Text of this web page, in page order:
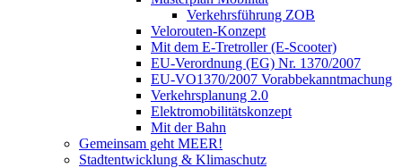
Verkehrsführung ZOB
Velorouten-Konzept
Mit dem E-Tretroller (E-Scooter)
EU-Verordnung (EG) Nr. 1370/2007
EU-VO1370/2007 Vorabbekanntmachung
Verkehrsplanung 2.0
Elektromobilitätskonzept
Mit der Bahn
Gemeinsam geht MEER!
Stadtentwicklung & Klimaschutz